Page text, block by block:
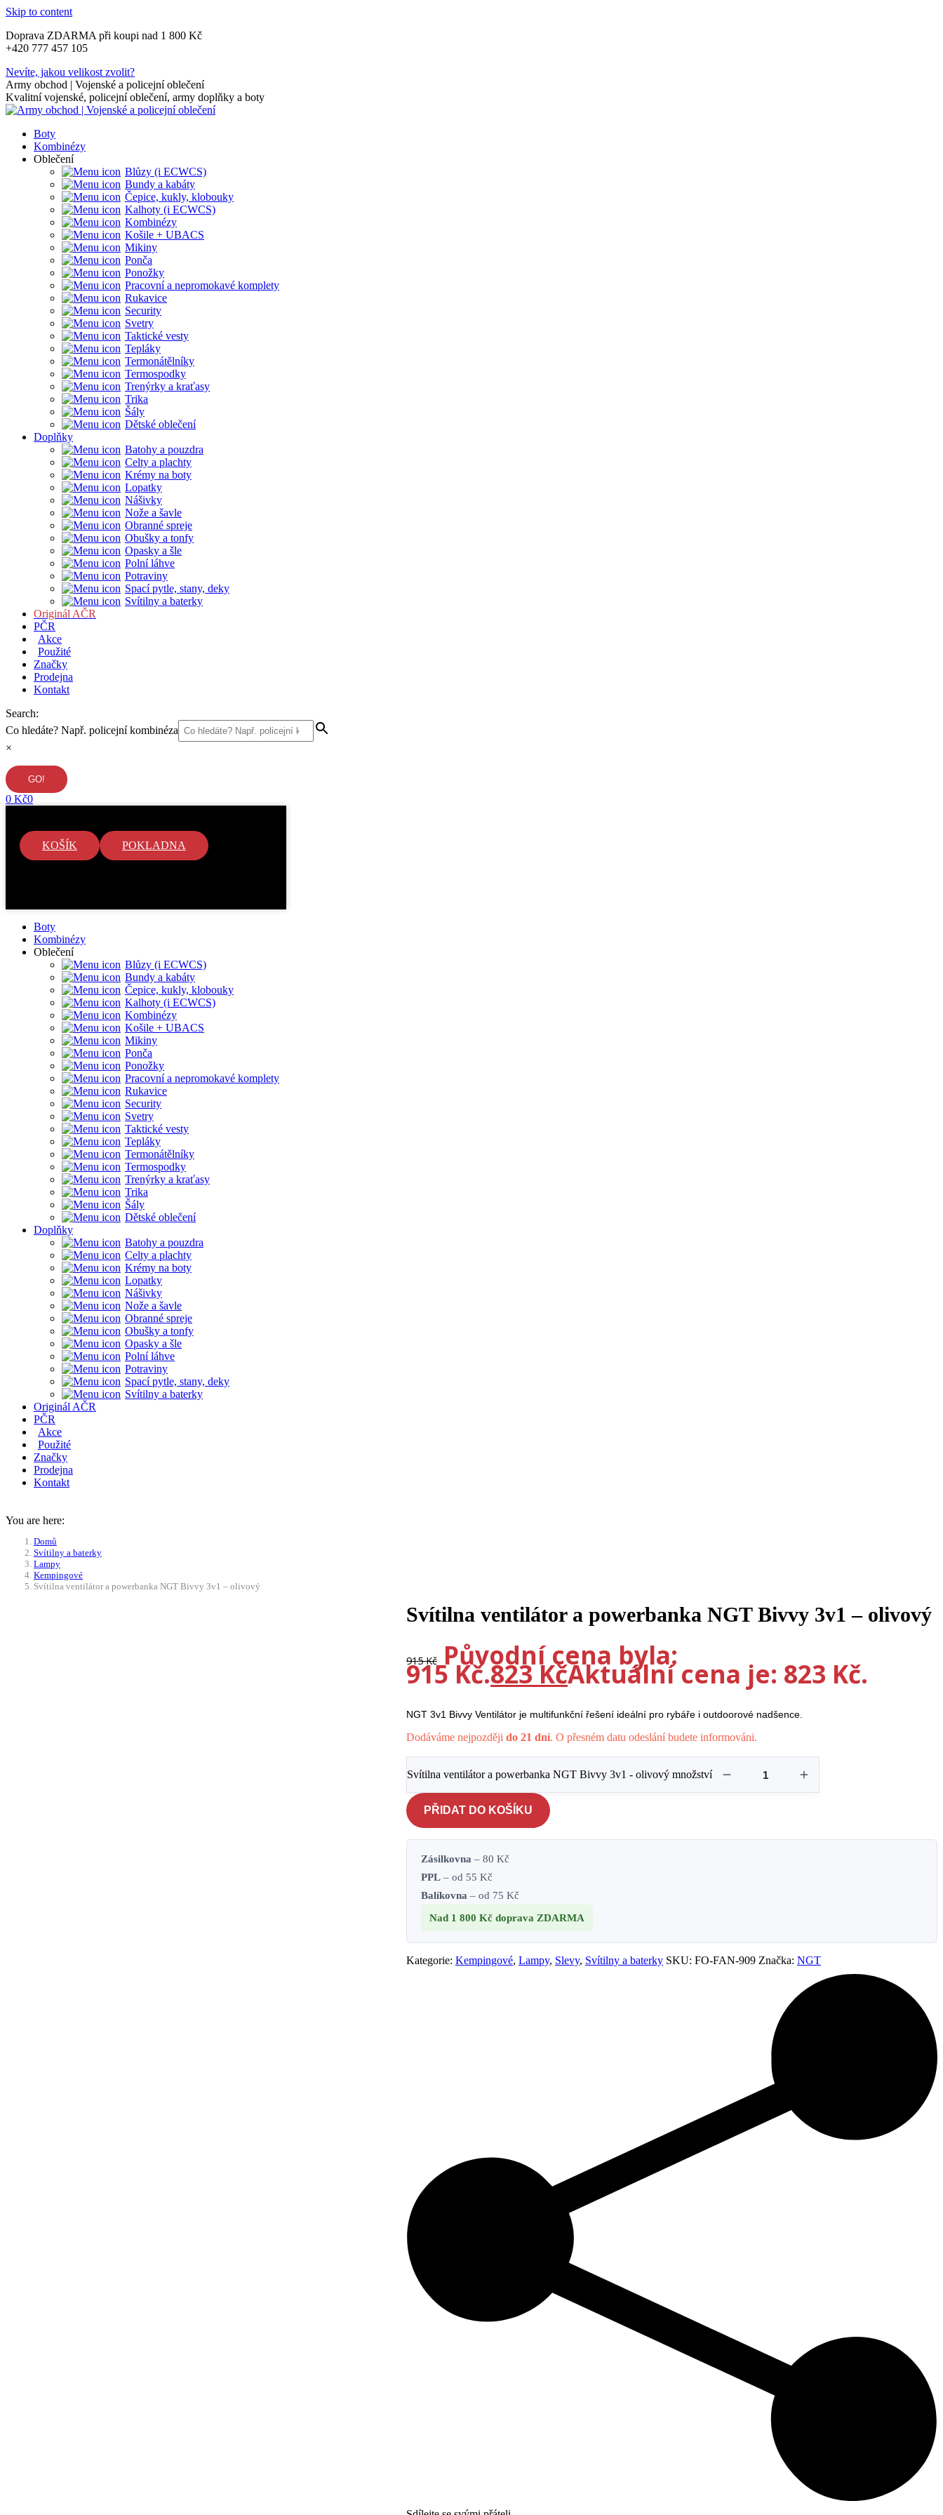
Skip to content
Doprava ZDARMA při koupi nad 1 800 Kč
+420 777 457 105
Nevíte, jakou velikost zvolit?
Army obchod | Vojenské a policejní oblečení
Kvalitní vojenské, policejní oblečení, army doplňky a boty
Boty
Kombinézy
Oblečení
Blůzy (i ECWCS)
Bundy a kabáty
Čepice, kukly, klobouky
Kalhoty (i ECWCS)
Kombinézy
Košile + UBACS
Mikiny
Ponča
Ponožky
Pracovní a nepromokavé komplety
Rukavice
Security
Svetry
Taktické vesty
Tepláky
Termonátělníky
Termospodky
Trenýrky a kraťasy
Trika
Šály
Dětské oblečení
Doplňky
Batohy a pouzdra
Celty a plachty
Krémy na boty
Lopatky
Nášivky
Nože a šavle
Obranné spreje
Obušky a tonfy
Opasky a šle
Polní láhve
Potraviny
Spací pytle, stany, deky
Svítilny a baterky
Originál AČR
PČR
Akce
Použité
Značky
Prodejna
Kontakt
Search:
Co hledáte? Např. policejní kombinéza
×
0 Kč0
KOŠÍK POKLADNA
Boty
Kombinézy
Oblečení
Blůzy (i ECWCS)
Bundy a kabáty
Čepice, kukly, klobouky
Kalhoty (i ECWCS)
Kombinézy
Košile + UBACS
Mikiny
Ponča
Ponožky
Pracovní a nepromokavé komplety
Rukavice
Security
Svetry
Taktické vesty
Tepláky
Termonátělníky
Termospodky
Trenýrky a kraťasy
Trika
Šály
Dětské oblečení
Doplňky
Batohy a pouzdra
Celty a plachty
Krémy na boty
Lopatky
Nášivky
Nože a šavle
Obranné spreje
Obušky a tonfy
Opasky a šle
Polní láhve
Potraviny
Spací pytle, stany, deky
Svítilny a baterky
Originál AČR
PČR
Akce
Použité
Značky
Prodejna
Kontakt
You are here:
Domů
Svítilny a baterky
Lampy
Kempingové
Svítilna ventilátor a powerbanka NGT Bivvy 3v1 – olivový
Svítilna ventilátor a powerbanka NGT Bivvy 3v1 – olivový
915Kč Původní cena byla:
915 Kč.823KčAktuální cena je: 823 Kč.
NGT 3v1 Bivvy Ventilátor je multifunkční řešení ideální pro rybáře i outdoorové nadšence.
Dodáváme nejpozdějido 21 dní. O přesném datu odeslání budete informováni.
Svítilna ventilátor a powerbanka NGT Bivvy 3v1 - olivový množství
PŘIDAT DO KOŠÍKU
Zásilkovna – 80 Kč
PPL – od 55 Kč
Balíkovna – od 75 Kč
Nad 1 800 Kčdoprava ZDARMA
Kategorie:Kempingové,Lampy, Slevy, Svítilny a baterky SKU:FO-FAN-909 Značka:NGT